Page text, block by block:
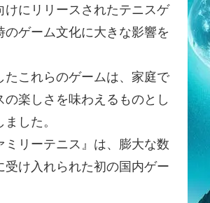
けにリリースされたテニスゲ
のゲーム文化に大きな影響を
たこれらのゲームは、家庭で
の楽しさを味わえるものとし
した。
ミリーテニス』は、膨大な数
受け入れられた初の国内ゲー